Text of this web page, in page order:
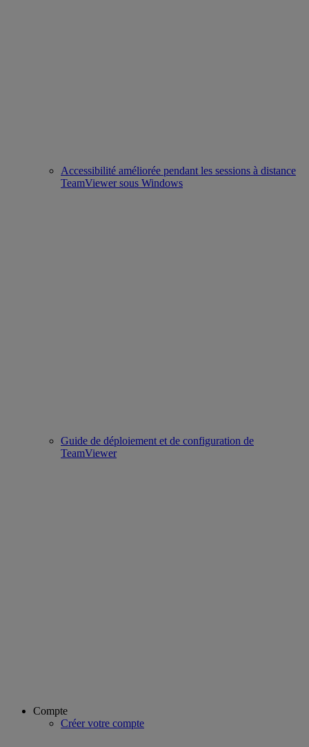
Accessibilité améliorée pendant les sessions à distance
TeamViewer sous Windows
Guide de déploiement et de configuration de
TeamViewer
Compte
Créer votre compte